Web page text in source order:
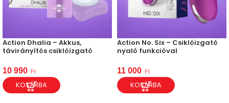
Action Dhalia – Akkus,
távirányítós csiklóizgató
10 990 Ft
KOSÁRBA
Action No. Six – Csiklóizgató
nyaló funkcióval
11 000 Ft
KOSÁRBA